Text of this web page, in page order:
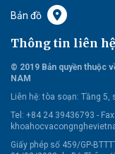
Bản đồ
Thông tin liên hệ
© 2019 Bản quyền thuộc
NAM
Liên hệ: tòa soạn: Tầng 5,
Tel: +84 24 39436793 -
Giấy phép số 459/GP-